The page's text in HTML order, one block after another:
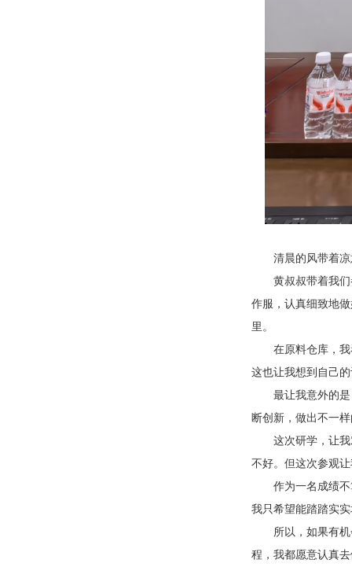
清晨的风带着
黄叔叔带着我
作服，认真细致地
里。
在原料仓库，
这也让我想到自己
最让我意外的
断创新，做出不一
这次研学，让
不好。但这次参观
作为一名成绩
我只希望能踏踏实
所以，如果有
程，我都愿意认真